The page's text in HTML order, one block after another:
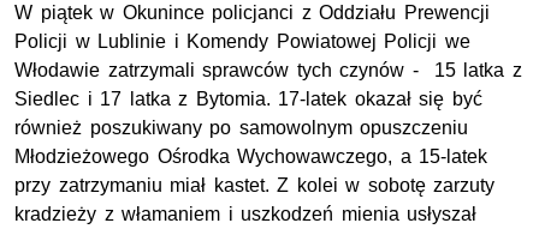
W piątek w Okunince policjanci z Oddziału Prewencji
Policji w Lublinie i Komendy Powiatowej Policji we
Włodawie zatrzymali sprawców tych czynów - 15 latka z
Siedlec i 17 latka z Bytomia. 17-latek okazał się być
również poszukiwany po samowolnym opuszczeniu
Młodzieżowego Ośrodka Wychowawczego, a 15-latek
przy zatrzymaniu miał kastet. Z kolei w sobotę zarzuty
kradzieży z włamaniem i uszkodzeń mienia usłyszał